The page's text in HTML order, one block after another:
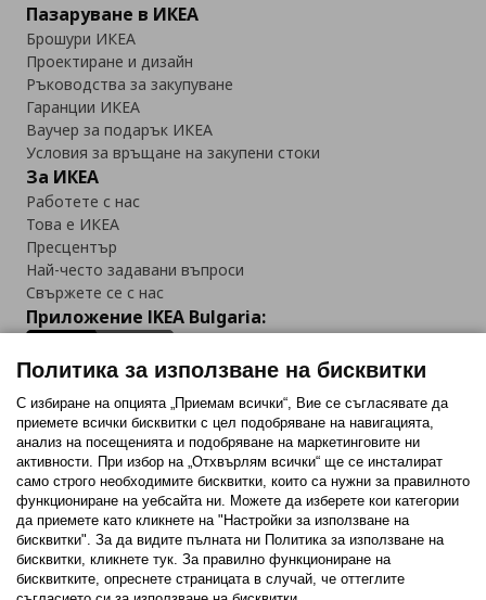
Пазаруване в ИКЕА
Брошури ИКЕА
Проектиране и дизайн
Ръководства за закупуване
Гаранции ИКЕА
Ваучер за подарък ИКЕА
Условия за връщане на закупени стоки
За ИКЕА
Работете с нас
Това е ИКЕА
Пресцентър
Най-често задавани въпроси
Свържете се с нас
Приложение IKEA Bulgaria:
Последвайте ни:
FacebookTwitterYoutubePinterestInstagram
Политика за използване на бисквитки
С избиране на опцията „Приемам всички“, Вие се съгласявате да
приемете всички бисквитки с цел подобряване на навигацията,
анализ на посещенията и подобряване на маркетинговите ни
активности. При избор на „Отхвърлям всички“ ще се инсталират
само строго необходимитe бисквитки, които са нужни за правилното
функциониране на уебсайта ни. Можете да изберете кои категории
да приемете като кликнете на "Настройки за използване на
бисквитки". За да видите пълната ни Политика за използване на
бисквитки, кликнете тук. За правилно функциониране на
бисквитките, опреснете страницата в случай, че оттеглите